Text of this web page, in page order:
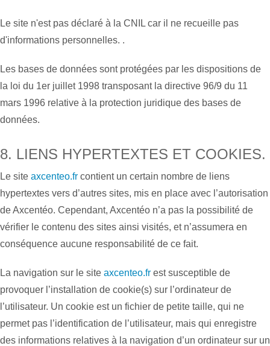
Le site n'est pas déclaré à la CNIL car il ne recueille pas
d'informations personnelles. .
Les bases de données sont protégées par les dispositions de
la loi du 1er juillet 1998 transposant la directive 96/9 du 11
mars 1996 relative à la protection juridique des bases de
données.
8. LIENS HYPERTEXTES ET COOKIES.
Le site axcenteo.fr contient un certain nombre de liens
hypertextes vers d’autres sites, mis en place avec l’autorisation
de Axcentéo. Cependant, Axcentéo n’a pas la possibilité de
vérifier le contenu des sites ainsi visités, et n’assumera en
conséquence aucune responsabilité de ce fait.
La navigation sur le site axcenteo.fr est susceptible de
provoquer l’installation de cookie(s) sur l’ordinateur de
l’utilisateur. Un cookie est un fichier de petite taille, qui ne
permet pas l’identification de l’utilisateur, mais qui enregistre
des informations relatives à la navigation d’un ordinateur sur un